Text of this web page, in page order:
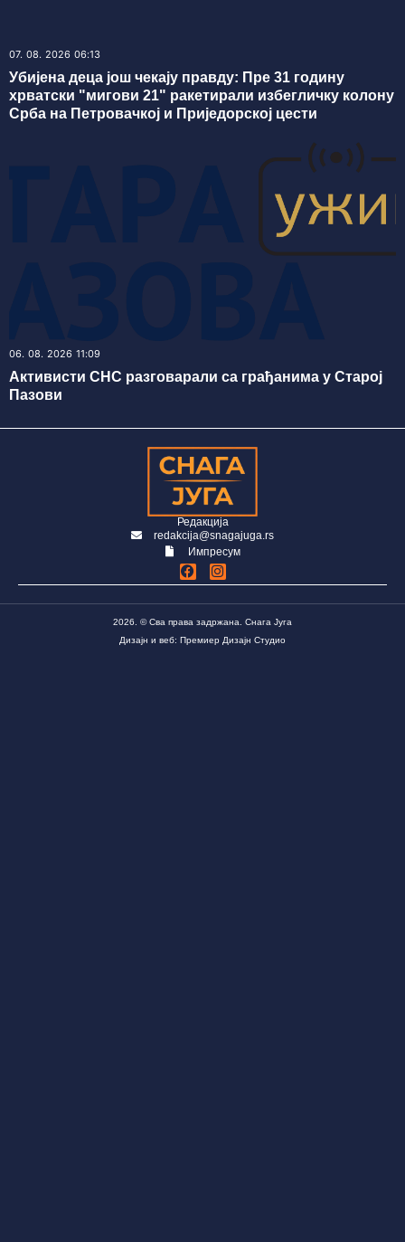
07. 08. 2026 06:13
Убијена деца још чекају правду: Пре 31 годину
хрватски "мигови 21" ракетирали избегличку колону
Срба на Петровачкој и Приједорској цести
06. 08. 2026 11:09
Активисти СНС разговарали са грађанима у Старој
Пазови
Редакција
redakcija@snagajuga.rs
Импресум
2026. © Сва права задржана. Снага Југа
Дизајн и веб: Премиер Дизајн Студио